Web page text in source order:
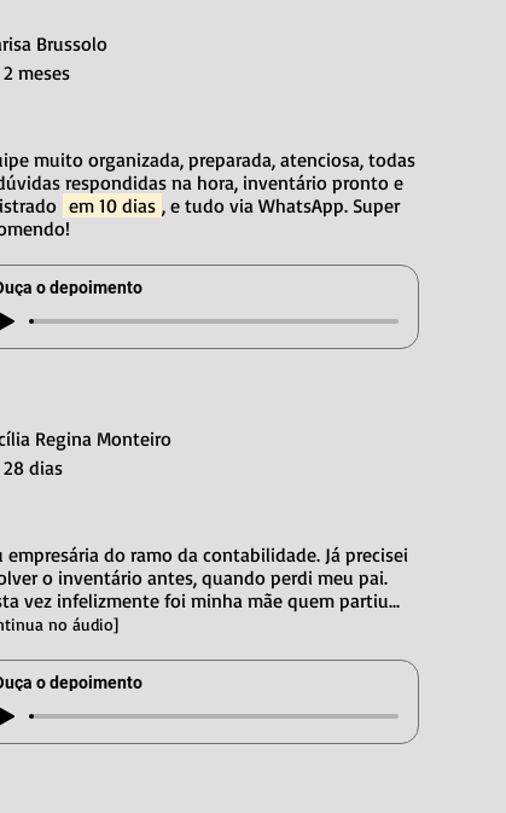
Brussolo
meses
muito organizada, preparada, atenciosa, todas
respondidas na hora, inventário pronto e
em 10 dias , e tudo via WhatsApp. Super
o depoimento
Regina Monteiro
28 dias
empresária do ramo da contabilidade. Já precisei
o inventário antes, quando perdi meu pai.
vez infelizmente foi minha mãe quem partiu...
no áudio]
o depoimento